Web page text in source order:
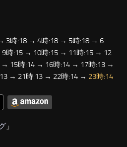
3時:18 → 4時:18 → 5時:18 → 6
時:15 → 10時:15 → 11時:15 → 12
15時:14 → 16時:14 → 17時:13 →
→ 21時:13 → 22時:14 → 23時:14
」